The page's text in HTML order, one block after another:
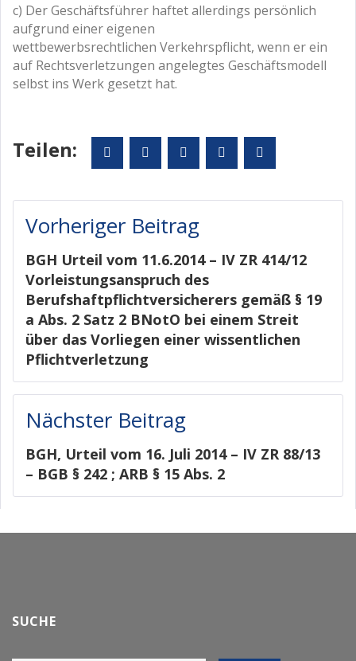
c) Der Geschäftsführer haftet allerdings persönlich
aufgrund einer eigenen
wettbewerbsrechtlichen Verkehrspflicht, wenn er ein
auf Rechtsverletzungen angelegtes Geschäftsmodell
selbst ins Werk gesetzt hat.
Teilen: FacebookTwitter Google+ LinkedIn
Vorheriger Beitrag
BGH Urteil vom 11.6.2014 – IV ZR 414/12
Vorleistungsanspruch des
Berufshaftpflichtversicherers gemäß § 19
a Abs. 2 Satz 2 BNotO bei einem Streit
über das Vorliegen einer wissentlichen
Pflichtverletzung
Nächster Beitrag
BGH, Urteil vom 16. Juli 2014 – IV ZR 88/13
– BGB § 242 ; ARB § 15 Abs. 2
SUCHE